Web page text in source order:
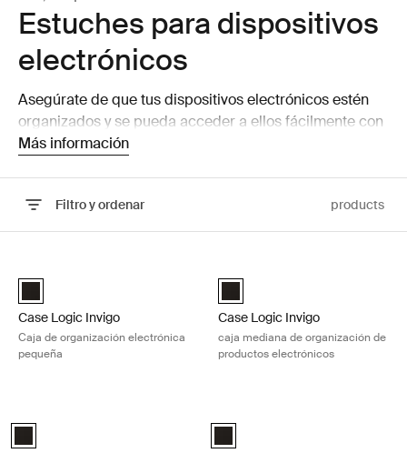
Estuches para dispositivos
electrónicos
Asegúrate de que tus dispositivos electrónicos estén
organizados y se pueda acceder a ellos fácilmente con
nuestras cómodas fundas para CD, organizadores de
Más información
Filtro y ordenar products
Case Logic Invigo electronic case small Negro (selected)
Case Logic Invigo
Caja de organización electrónica
pequeña
Case Logic Invigo electronic
Case Logic Invigo
caja mediana de organización de
productos electrónicos
Case Logic Invigo electronic case large Negro (selected)
Case Logic Portable Hard Drive